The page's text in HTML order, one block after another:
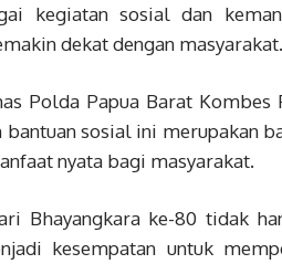
kegiatan sosial dan
dekat dengan masyarakat.
Polda Papua Barat Kombes
bantuan sosial ini merupakan
nyata bagi masyarakat.
Bhayangkara ke-80 tidak
kesempatan untuk